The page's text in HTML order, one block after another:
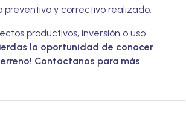
y correctivo realizado.
productivos, inversión o uso
la oportunidad de conocer
Contáctanos para más